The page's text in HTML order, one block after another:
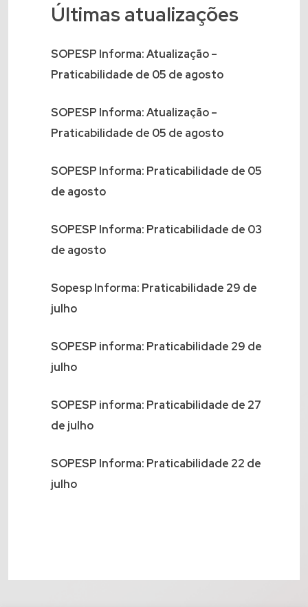
Últimas atualizações
SOPESP Informa: Atualização –
Praticabilidade de 05 de agosto
SOPESP Informa: Atualização –
Praticabilidade de 05 de agosto
SOPESP Informa: Praticabilidade de 05
de agosto
SOPESP Informa: Praticabilidade de 03
de agosto
Sopesp Informa: Praticabilidade 29 de
julho
SOPESP informa: Praticabilidade 29 de
julho
SOPESP informa: Praticabilidade de 27
de julho
SOPESP Informa: Praticabilidade 22 de
julho